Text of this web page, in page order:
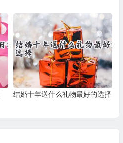
结婚十年送什么礼物最好的选择